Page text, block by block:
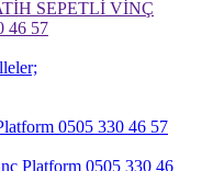
SEPETLİ VİNÇ
46 57
0505 330 46 57
Platform 0505 330 46